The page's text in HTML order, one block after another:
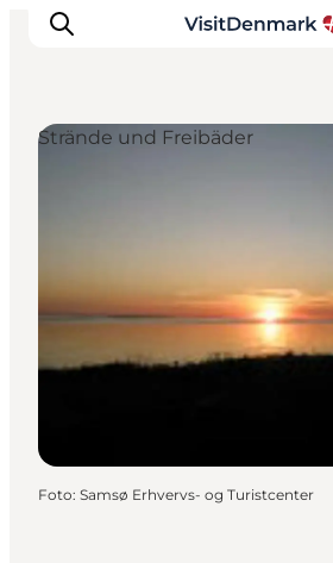
Erlebnisse
Unterkünfte
Strände und Freibäder
Foto: Samsø Erhvervs- og Turistcenter